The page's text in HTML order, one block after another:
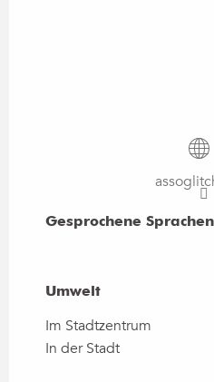
Gesprochene Sprachen
Gesprochene Sprachen
Umwelt
Umwelt
Im Stadtzentrum
In der Stadt